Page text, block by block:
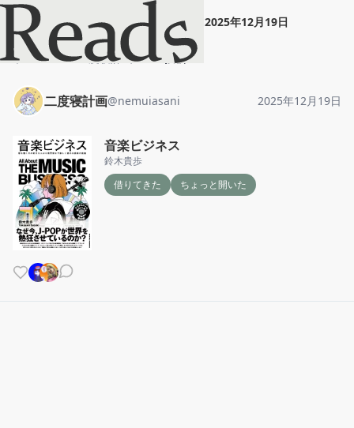
二度寝計画 "音楽ビジネス 2025年12月19日
ホーム 二度寝計画 投稿
二度寝計画@nemuiasani 2025年12月19日
音楽ビジネス
鈴木貴歩
借りてきた
ちょっと開いた